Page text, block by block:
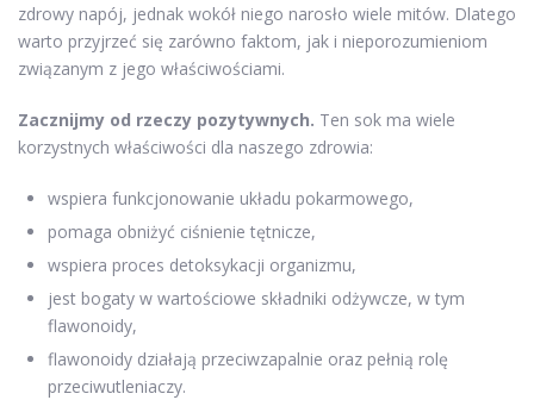
zdrowy napój, jednak wokół niego narosło wiele mitów. Dlatego
warto przyjrzeć się zarówno faktom, jak i nieporozumieniom
związanym z jego właściwościami.
Zacznijmy od rzeczy pozytywnych. Ten sok ma wiele
korzystnych właściwości dla naszego zdrowia:
wspiera funkcjonowanie układu pokarmowego,
pomaga obniżyć ciśnienie tętnicze,
wspiera proces detoksykacji organizmu,
jest bogaty w wartościowe składniki odżywcze, w tym
flawonoidy,
flawonoidy działają przeciwzapalnie oraz pełnią rolę
przeciwutleniaczy.